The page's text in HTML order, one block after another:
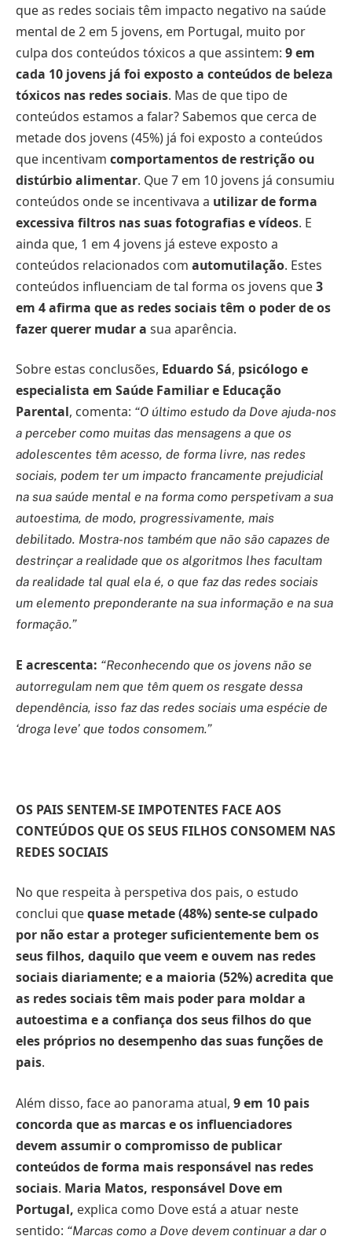
que as redes sociais têm impacto negativo na saúde
mental de 2 em 5 jovens, em Portugal, muito por
culpa dos conteúdos tóxicos a que assintem: 9 em
cada 10 jovens já foi exposto a conteúdos de beleza
tóxicos nas redes sociais. Mas de que tipo de
conteúdos estamos a falar? Sabemos que cerca de
metade dos jovens (45%) já foi exposto a conteúdos
que incentivam comportamentos de restrição ou
distúrbio alimentar. Que 7 em 10 jovens já consumiu
conteúdos onde se incentivava a utilizar de forma
excessiva filtros nas suas fotografias e vídeos. E
ainda que, 1 em 4 jovens já esteve exposto a
conteúdos relacionados com automutilação. Estes
conteúdos influenciam de tal forma os jovens que3
em 4 afirma que as redes sociais têm o poder de os
fazer querer mudar a sua aparência.
Sobre estas conclusões, Eduardo Sá, psicólogo e
especialista em Saúde Familiar e Educação
Parental, comenta: “O último estudo da Dove ajuda-nos
a perceber como muitas das mensagens a que os
adolescentes têm acesso, de forma livre, nas redes
sociais, podem ter um impacto francamente prejudicial
na sua saúde mental e na forma como perspetivam a sua
autoestima, de modo, progressivamente, mais
debilitado. Mostra-nos também que não são capazes de
destrinçar a realidade que os algoritmos lhes facultam
da realidade tal qual ela é, o que faz das redes sociais
um elemento preponderante na sua informação e na sua
formação.”
E acrescenta: “Reconhecendo que os jovens não se
autorregulam nem que têm quem os resgate dessa
dependência, isso faz das redes sociais uma espécie de
‘droga leve’ que todos consomem.”
OS PAIS SENTEM-SE IMPOTENTES FACE AOS
CONTEÚDOS QUE OS SEUS FILHOS CONSOMEM NAS
REDES SOCIAIS
No que respeita à perspetiva dos pais, o estudo
conclui quequase metade (48%) sente-se culpado
por não estar a proteger suficientemente bem os
seus filhos, daquilo que veem e ouvem nas redes
sociais diariamente; e a maioria (52%) acredita que
as redes sociais têm mais poder para moldar a
autoestima e a confiança dos seus filhos do que
eles próprios no desempenho das suas funções de
pais.
Além disso, face ao panorama atual, 9 em 10 pais
concorda que as marcas e os influenciadores
devem assumir o compromisso de publicar
conteúdos de forma mais responsável nas redes
sociais. Maria Matos, responsável Dove em
Portugal, explica como Dove está a atuar neste
sentido: “Marcas como a Dove devem continuar a dar o